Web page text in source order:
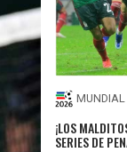
¡LOS
SERIES DE